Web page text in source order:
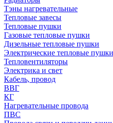
Тэны нагревательные
Тепловые завесы
Тепловые пушки
Газовые тепловые пушки
Дизельные тепловые пушки
Электрические тепловые пушки
Тепловентиляторы
Электрика и свет
Кабель, провод
ВВГ
КГ
Нагревательные провода
ПВС